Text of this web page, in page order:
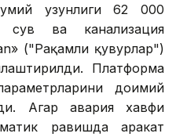
узунлиги 62 000
сув ва канализация
("Рақамли қувурлар")
Платформа
доимий
Агар авария хавфи
равишда ҳаракат